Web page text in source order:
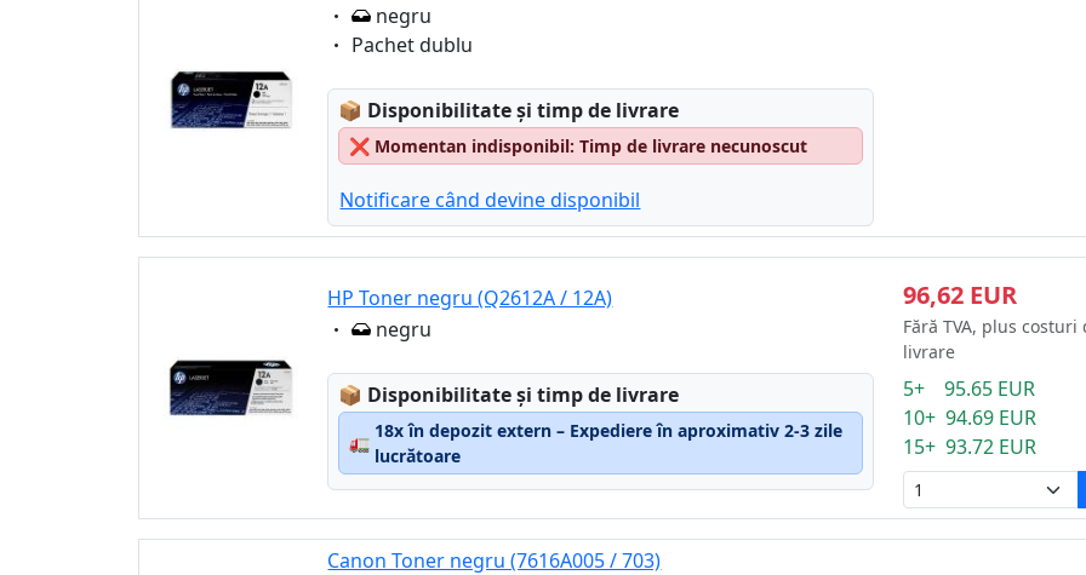
Eigenschaft:
negru
Eigenschaft:
Pachet dublu
📦 Lagerstatus:
Disponibilitate și timp de livrare
❌ Momentan indisponibil: Timp de livrare necunoscut
Notificare când devine disponibil
HP Toner negru (Q2612A / 12A)
Eigenschaft:
negru
📦 Lagerstatus:
Disponibilitate și timp de livrare
🚛
18x în depozit extern – Expediere în aproximativ 2-3 zile
lucrătoare
96,62 EUR
Fără TVA, plus costuri
livrare
5+ 95.65 EUR
10+ 94.69 EUR
15+ 93.72 EUR
Canon Toner negru (7616A005 / 703)